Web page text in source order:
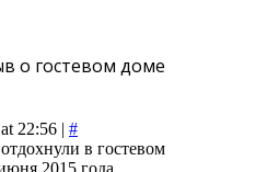
о гостевом доме
22:56 | #
в гостевом